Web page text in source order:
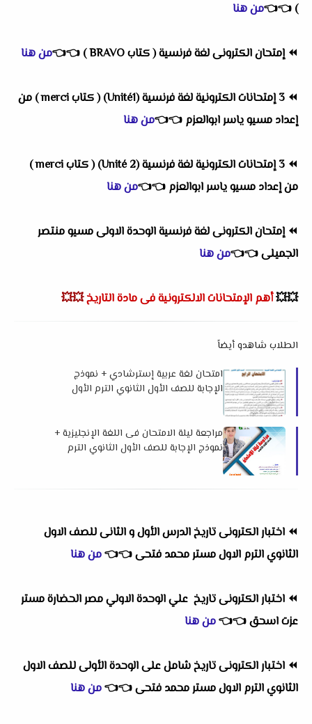
)
👈
👈من هنا
⏪إمتحان الكترونى لغة فرنسية ( كتاب BRAVO ) 👈
👈من هنا
⏪
3 إمتحانات الكترونية لغة فرنسية (Unité1) ( كتاب merci ) من
إعداد مسيو ياسر ابوالعزم 👈
👈من هنا
⏪
3 إمتحانات الكترونية لغة فرنسية (Unité 2) ( كتاب merci )
من إعداد مسيو ياسر ابوالعزم 👈
👈من هنا
⏪إمتحان الكترونى لغة فرنسية الوحدة الاولى مسيو منتصر
الجميلى👈
👈من هنا
💥💥أهم الإمتحانات الالكترونية فى مادة التاريخ💥💥
الطلاب شاهدو أيضاً
امتحان لغة عربية إسترشادي + نموذج
الإجابة للصف الأول الثانوي الترم الأول
مراجعة ليلة الامتحان فى اللغة الإنجليزية +
نموذج الإجابة للصف الأول الثانوي الترم
⏪ اختبار الكترونى تاريخ الدرس الأول و الثانى للصف الاول
الثانوي الترم الاول مستر محمد فتحى👈
👈من هنا
⏪ اختبار الكترونىتاريخ علي الوحدة الاولي مصر الحضارة مستر
عزت اسحق👈
👈من هنا
⏪ اختبار الكترونى تاريخ شامل على الوحدة الأولى للصف الاول
الثانوي الترم الاول مستر محمد فتحى👈
👈من هنا